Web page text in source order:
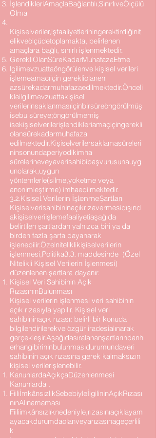
İşlendikleriAmaçlaBağlantılı,SınırlıveÖlçülü
Olma
Kişiselveriler,işfaaliyetleriningerektirdiğinit
elikveölçüdetoplamakta, belirlenen
amaçlara bağlı, sınırlı işlenmektedir.
GerekliOlanSüreKadarMuhafazaEtme
lgilimevzuattaöngörülenve kişisel verileri
işlemeamacıiçin gerekliolanen
azsürekadarmuhafazaedilmektedir.Önceli
kleilgilimevzuattakişisel
verilerinsaklanmasıiçinbirsüreöngörülmüş
isebu süreye;öngörülmemiş
isekişiselverilerişlendikleriamaçiçingerekli
olansürekadarmuhafaza
edilmektedir.Kişiselverilersaklamasüreleri
ninsonundaperiyodikimha
sürelerineveyaverisahibibaşvurusunauyg
unolarak,uygun
yöntemlerle(silme,yoketme veya
anonimleştirme) imhaedilmektedir.
3.2.Kişisel Verilerin İşlenmeŞartları
Kişiselverisahibininaçıkrızavermesidışınd
akişiselveriişlemefaaliyetiaşağıda
belirtilen şartlardan yalnızca biri ya da
birden fazla şarta dayanarak
işlenebilir.Özelniteliklikişiselverilerin
işlenmesi,Politika3.3. maddesinde (Özel
Nitelikli Kişisel Verilerin İşlenmesi)
düzenlenen şartlara dayanır.
Kişisel Veri Sahibinin Açık
RızasınınBulunması
Kişisel verilerin işlenmesi veri sahibinin
açık rızasıyla yapılır. Kişisel veri
sahibininaçık rızası: belirli bir konuda
bilgilendirilerekve özgür iradesialınarak
gerçekleşir.Aşağıdasıralananşartlarındanh
erhangibirininbulunmasıdurumundaveri
sahibinin açık rızasına gerek kalmaksızın
kişisel verilerişlenebilir.
KanunlardaAçıkçaDüzenlenmesi
Kanunlarda .
FiiliİmkânsızlıkSebebiyleİlgilininAçıkRızası
nınAlınamaması
Fiiliimkânsızlıknedeniyle,rızasınıaçıklayam
ayacakdurumdaolanveyarızasınageçerlili
k